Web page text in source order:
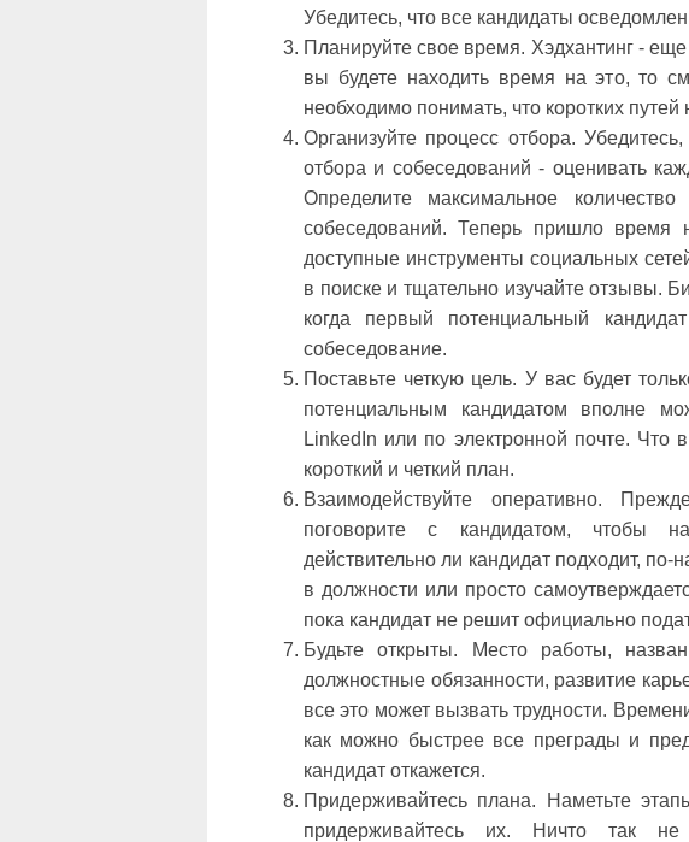
Убедитесь, что все кандидаты
Планируйте свое время. Хэдхантинг -
вы будете находить время на это, то
необходимо понимать, что коротких путей
Организуйте процесс отбора.
отбора и собеседований - оценивать
Определите максимальное
собеседований. Теперь пришло время
доступные инструменты социальных
в поиске и тщательно изучайте отзывы.
когда первый потенциальный
собеседование.
Поставьте четкую цель. У вас будет
потенциальным кандидатом вполне
LinkedIn или по электронной почте. Что
короткий и четкий план.
Взаимодействуйте оперативно.
поговорите с кандидатом, чтобы
действительно ли кандидат подходит,
в должности или просто
пока кандидат не решит официально
Будьте открыты. Место работы,
должностные обязанности, развитие
все это может вызвать трудности.
как можно быстрее все преграды и
кандидат откажется.
Придерживайтесь плана. Наметьте
придерживайтесь их. Ничто так не